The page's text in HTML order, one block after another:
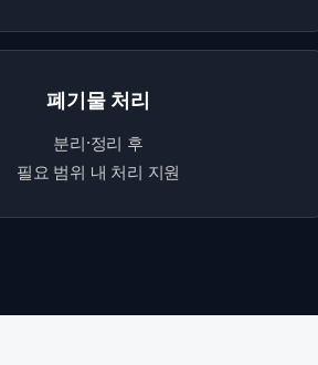
폐기물 처리
분리·정리 후
필요 범위 내 처리 지원